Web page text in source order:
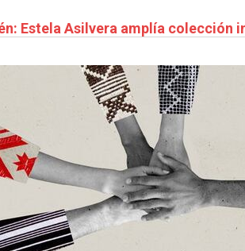
Estela Asilvera amplía colección